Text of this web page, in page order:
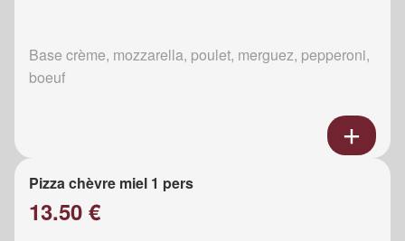
Base crème, mozzarella, poulet, merguez, pepperoni,
boeuf
Pizza chèvre miel 1 pers
13.50 €